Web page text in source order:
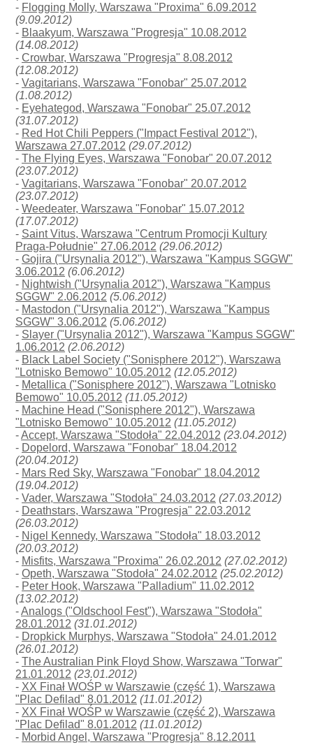
- Flogging Molly, Warszawa "Proxima" 6.09.2012
(9.09.2012)
- Blaakyum, Warszawa "Progresja" 10.08.2012
(14.08.2012)
-Crowbar, Warszawa "Progresja" 8.08.2012
(12.08.2012)
-Vagitarians, Warszawa "Fonobar" 25.07.2012
(1.08.2012)
- Eyehategod, Warszawa "Fonobar" 25.07.2012
(31.07.2012)
- Red Hot Chili Peppers ("Impact Festival 2012"),
Warszawa 27.07.2012 (29.07.2012)
-The Flying Eyes, Warszawa "Fonobar" 20.07.2012
(23.07.2012)
-Vagitarians, Warszawa "Fonobar" 20.07.2012
(23.07.2012)
-Weedeater, Warszawa "Fonobar" 15.07.2012
(17.07.2012)
- Saint Vitus, Warszawa "Centrum Promocji Kultury
Praga-Południe" 27.06.2012 (29.06.2012)
-Gojira ("Ursynalia 2012"), Warszawa "Kampus SGGW"
3.06.2012 (6.06.2012)
- Nightwish ("Ursynalia 2012"), Warszawa "Kampus
SGGW" 2.06.2012 (5.06.2012)
- Mastodon ("Ursynalia 2012"), Warszawa "Kampus
SGGW" 3.06.2012 (5.06.2012)
- Slayer ("Ursynalia 2012"), Warszawa "Kampus SGGW"
1.06.2012 (2.06.2012)
- Black Label Society ("Sonisphere 2012"), Warszawa
"Lotnisko Bemowo" 10.05.2012 (12.05.2012)
- Metallica ("Sonisphere 2012"), Warszawa "Lotnisko
Bemowo" 10.05.2012 (11.05.2012)
- Machine Head ("Sonisphere 2012"), Warszawa
"Lotnisko Bemowo" 10.05.2012 (11.05.2012)
-Accept, Warszawa "Stodoła" 22.04.2012 (23.04.2012)
- Dopelord, Warszawa "Fonobar" 18.04.2012
(20.04.2012)
- Mars Red Sky, Warszawa "Fonobar" 18.04.2012
(19.04.2012)
-Vader, Warszawa "Stodoła" 24.03.2012 (27.03.2012)
- Deathstars, Warszawa "Progresja" 22.03.2012
(26.03.2012)
- Nigel Kennedy, Warszawa "Stodoła" 18.03.2012
(20.03.2012)
- Misfits, Warszawa "Proxima" 26.02.2012 (27.02.2012)
-Opeth, Warszawa "Stodoła" 24.02.2012 (25.02.2012)
- Peter Hook, Warszawa "Palladium" 11.02.2012
(13.02.2012)
-Analogs ("Oldschool Fest"), Warszawa "Stodoła"
28.01.2012 (31.01.2012)
- Dropkick Murphys, Warszawa "Stodoła" 24.01.2012
(26.01.2012)
-The Australian Pink Floyd Show, Warszawa "Torwar"
21.01.2012 (23.01.2012)
- XX Finał WOŚP w Warszawie (część 1), Warszawa
"Plac Defilad" 8.01.2012 (11.01.2012)
- XX Finał WOŚP w Warszawie (część 2), Warszawa
"Plac Defilad" 8.01.2012 (11.01.2012)
- Morbid Angel, Warszawa "Progresja" 8.12.2011